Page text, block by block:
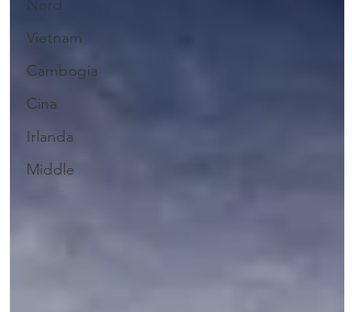
Nord
Vietnam
Cambogia
Cina
Irlanda
Middle